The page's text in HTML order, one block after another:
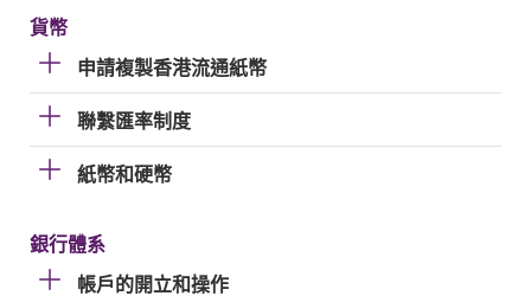
貨幣
申請複製香港流通紙幣
聯繫匯率制度
紙幣和硬幣
銀行體系
帳戶的開立和操作